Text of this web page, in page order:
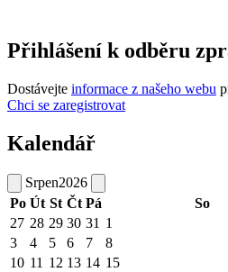
Přihlášení k odběru
Dostávejte informace z našeho webu
Chci se zaregistrovat
Kalendář
Srpen2026
Po Út St Čt Pá So
27 28 29 30 31 1
3
4 5 6 7 8
10 11 12 13 14 15